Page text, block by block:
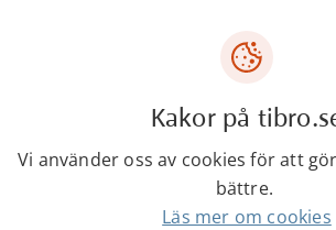
bibliotekets sommaröppettider.
Bibliotekshäng är en del i Sommar i
Läs mer om evenemanget
Kakor på
Vi använder oss av cookies för att
bättre.
Läs mer om cookies